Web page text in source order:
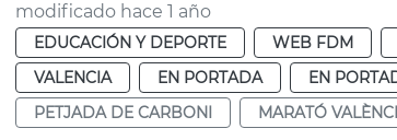
modificado hace 1 año
EDUCACIÓN Y DEPORTE WEB FDM
VALENCIA
EN PORTADA EN
PETJADA DE CARBONI
MARATÓ